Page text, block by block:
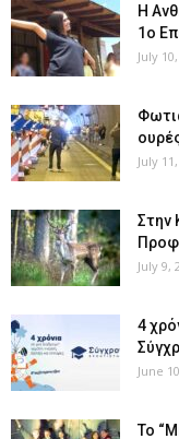
Η
1ο
July
July
Στην
July 9,
4
June
Το